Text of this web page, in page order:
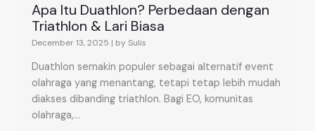
Apa Itu Duathlon? Perbedaan dengan
Triathlon & Lari Biasa
December 13, 2025 | by Sulis
Duathlon semakin populer sebagai alternatif event
olahraga yang menantang, tetapi tetap lebih mudah
diakses dibanding triathlon. Bagi EO, komunitas
olahraga,...